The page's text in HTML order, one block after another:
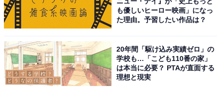
も優しいヒーロー映画」になっ
た理由。予習したい作品は？
20年間「駆け込み実績ゼロ」の
学校も…「こども110番の家」
は本当に必要？ PTAが直面する
理想と現実